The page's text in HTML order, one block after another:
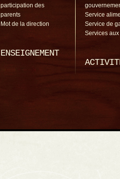
participation des
parents
Mot de la direction
ENSEIGNEMENT
Service
Service de
Services